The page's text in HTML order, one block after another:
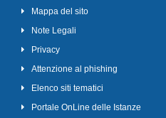
Mappa del sito
Note Legali
Privacy
Attenzione al phishing
Elenco siti tematici
Portale OnLine delle Istanze